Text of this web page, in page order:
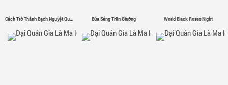
Cách Trở Thành Bạch Nguyệt Quang Bữa Sáng Trên Giường World Black Roses Night